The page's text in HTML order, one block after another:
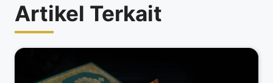
Artikel Terkait